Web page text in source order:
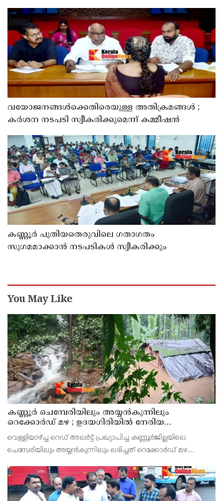
സമർപ്പിക്കും : ടി ഒ മോഹനൻ എം എൽ എ
വയോജനങ്ങൾക്കെതിരെയുള്ള അതിക്രമങ്ങൾ ;
കർശന നടപടി സ്വീകരിക്കുമെന്ന് കമ്മീഷൻ
കണ്ണൂർ പുതിയതെരുവിലെ ഗതാഗതം
സുഗമമാക്കാന്‍ നടപടികള്‍ സ്വീകരിക്കും
You May Like
കണ്ണൂർ ചെമ്പേരിയിലും അയ്യൻകുന്നിലും
റെക്കോർഡ് മഴ ; ഉദയഗിരിയിൽ നേരിയ
ഉരുൾപൊട്ടൽ; 13 പേരെ ക്യാമ്പിലേക്ക് മാറ്റി
വെള്ളിയാഴ്ച്ച റെഡ് അലർട്ട് പ്രഖ്യാപിച്ച കണ്ണൂർജില്ലയിലെ
ചെമ്പേരിയിലും അയ്യൻകുന്നിലും ലഭിച്ചത് റെക്കോർഡ് മഴ.
മില്ലിമീറ്റർ മഴ ആ സമയം സംസ്ഥാനത്ത